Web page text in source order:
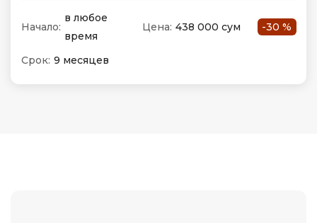
Начало:
в любое
время
Цена: 438 000 сум -30 %
Срок: 9 месяцев